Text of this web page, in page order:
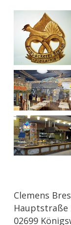
Clemens
Hauptstraße
02699